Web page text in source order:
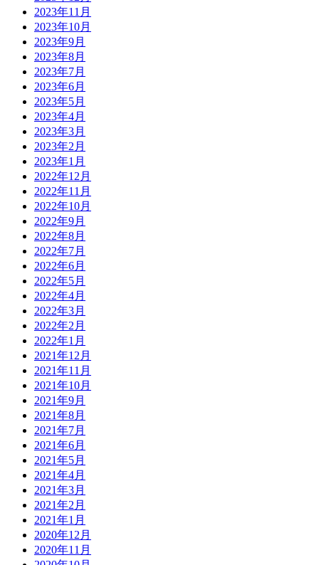
2023年11月
2023年10月
2023年9月
2023年8月
2023年7月
2023年6月
2023年5月
2023年4月
2023年3月
2023年2月
2023年1月
2022年12月
2022年11月
2022年10月
2022年9月
2022年8月
2022年7月
2022年6月
2022年5月
2022年4月
2022年3月
2022年2月
2022年1月
2021年12月
2021年11月
2021年10月
2021年9月
2021年8月
2021年7月
2021年6月
2021年5月
2021年4月
2021年3月
2021年2月
2021年1月
2020年12月
2020年11月